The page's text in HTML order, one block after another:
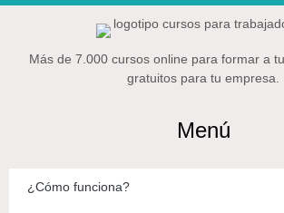
Más de 7.000 cursos online para formar a
gratuitos para tu empresa.
Menú
¿Cómo funciona?